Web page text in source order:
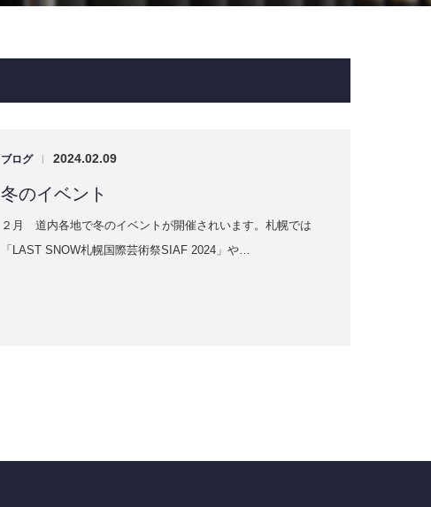
ブログ 2024.02.09
冬のイベント
２月 道内各地で冬のイベントが開催されいます。札幌では
「LAST SNOW札幌国際芸術祭SIAF 2024」や…